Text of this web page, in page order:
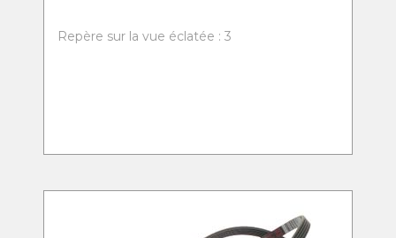
Repère sur la vue éclatée : 3